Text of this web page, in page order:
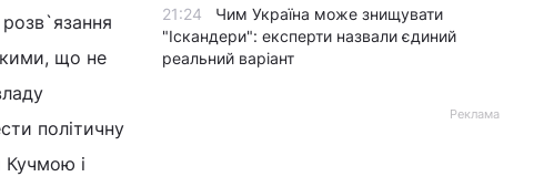
що не
політичну
Кучмою і
21:24
Чим Україна може знищувати
"Іскандери": експерти назвали єдиний
реальний варіант
Реклама